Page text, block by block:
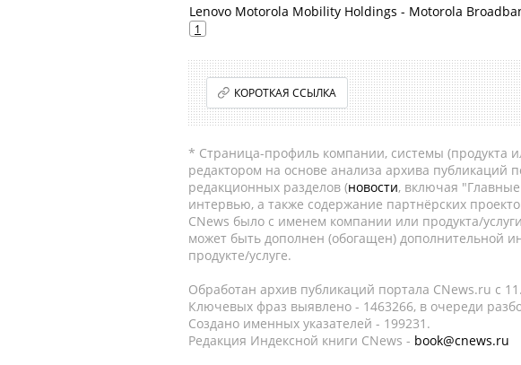
Lenovo Motorola Mobility Holdings - Motorola
1
КОРОТКАЯ ССЫЛКА
* Страница-профиль компании, системы (продукта
редактором на основе анализа архива публикаций
редакционных разделов (новости, включая
интервью, а также содержание партнёрских
CNews было с именем компании или продукта/
может быть дополнен (обогащен) дополнительной
продукте/услуге.
Обработан архив публикаций портала CNews.ru c
Ключевых фраз выявлено - 1463266, в очереди
Создано именных указателей - 199231.
Редакция Индексной книги CNews - book@cnews.ru